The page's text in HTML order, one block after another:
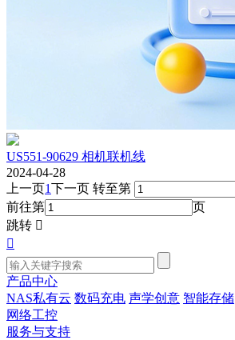
US551-90629 相机联机线
2024-04-28
上一页1下一页 转至第
前往第
页
跳转 

产品中心
NAS私有云 数码充电 声学创意 智能存储
网络工控
服务与支持